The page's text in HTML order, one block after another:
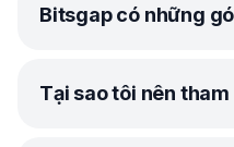
Bitsgap có những
Bitsgap cung cấp các gói
hợp với mọi nhà giao dịch.
Tại sao tôi nên